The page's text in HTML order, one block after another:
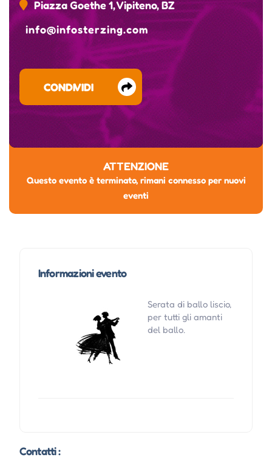
Piazza Goethe 1, Vipiteno, BZ
info@infosterzing.com
CONDIVIDI
ATTENZIONE
Questo evento è terminato, rimani connesso per nuovi
eventi
Informazioni evento
Serata di ballo liscio,
per tutti gli amanti
del ballo.
Contatti :